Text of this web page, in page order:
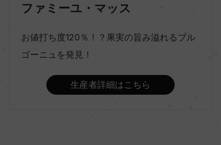
味わい
品種（原材料）
ピノ・ノワール 100%
ファミーユ・マッス
お値打ち度120％！？果実の旨み溢れるブル
ゴーニュを発見！
生産者詳細はこちら